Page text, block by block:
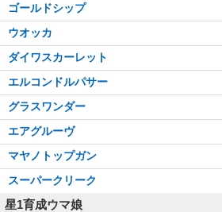
ゴールドシップ
ウオッカ
ダイワスカーレット
エルコンドルパサー
グラスワンダー
エアグルーヴ
マヤノトップガン
スーパークリーク
星1育成ウマ娘